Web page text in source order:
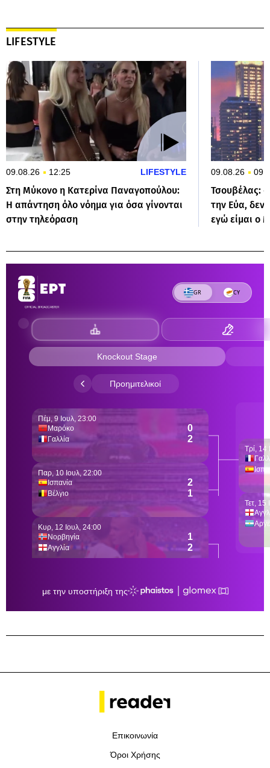
LIFESTYLE
09.08.26 12:25 LIFESTYLE
Στη Μύκονο η Κατερίνα Παναγοπούλου:
Η απάντηση όλο νόημα για όσα γίνονται
στην τηλεόραση
09.08.26
Τσουβέλας:
την Εύα, δεν
εγώ είμαι ο
Επικοινωνία
Όροι Χρήσης